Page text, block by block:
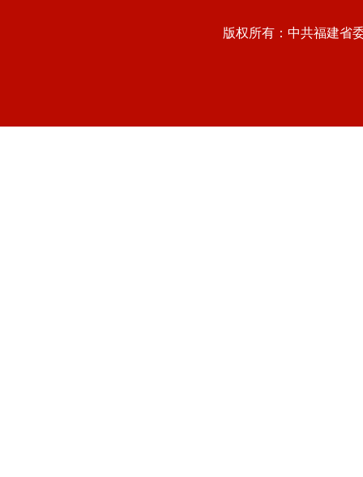
版权所有：中共福建省